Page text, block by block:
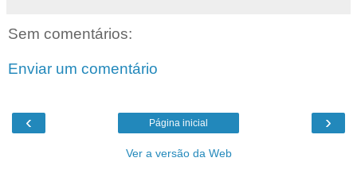
Sem comentários:
Enviar um comentário
‹ ›
Página inicial
Ver a versão da Web